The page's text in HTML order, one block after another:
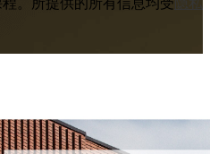
。所提供的所有信息均受 隐私